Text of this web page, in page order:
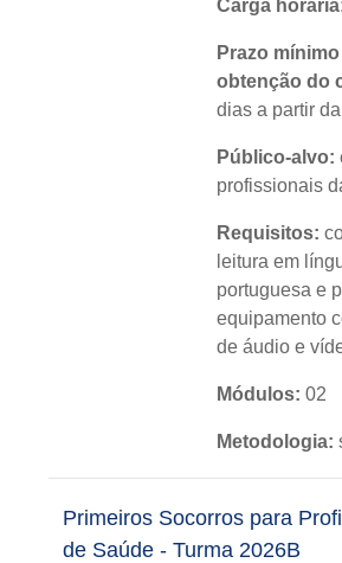
Carga
Prazo
obtenção do
dias a partir
Público-alvo:
profissionais
Requisitos:
leitura em
portuguesa e
equipamento
de áudio e
Módulos: 02
Metodologia:
Nível:
Primeiros Socorros para
de Saúde - Turma 2026B